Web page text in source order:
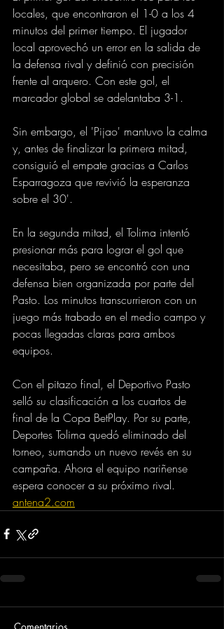
locales, que encontraron el 1-0 a los 4
minutos del primer tiempo. El jugador
local aprovechó un error en la salida de
la defensa rival y definió con precisión
frente al arquero. Con este gol, el
marcador global se adelantaba 3-1.
Sin embargo, el 'Pijao' mantuvo la calma
y, antes de finalizar la primera mitad,
consiguió el empate gracias a Carlos
Esparragoza que revivió la esperanza
sobre el 30'.
En la segunda mitad, el Tolima intentó
presionar más para lograr el gol que
necesitaba, pero se encontró con una
defensa bien organizada por parte del
Pasto. Los minutos transcurrieron con un
juego más trabado en el medio campo y
pocas llegadas claras para ambos
equipos.
Con el pitazo final, el Deportivo Pasto
selló su clasificación a los cuartos de
final de la Copa BetPlay. Por su parte,
Deportes Tolima quedó eliminado del
torneo, sumando un nuevo revés en su
campaña. Ahora el equipo nariñense
espera conocer a su próximo rival.
antena2.com